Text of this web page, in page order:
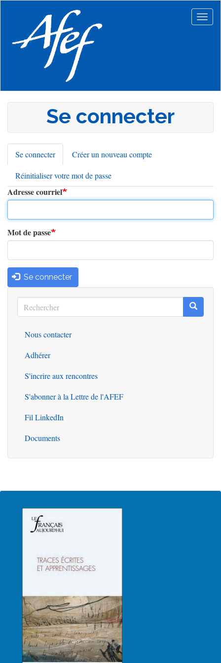
principal
Se connecter
Onglets
principaux
Se connecter(onglet
actif)
Créer un nouveau compte
Réinitialiser votre mot de passe
Adresse courriel
Mot de passe
Se connecter
Rechercher
Rechercher
Outils
Nous contacter
Adhérer
S'incrire aux rencontres
S'abonner à la Lettre de l'AFEF
Fil LinkedIn
Documents